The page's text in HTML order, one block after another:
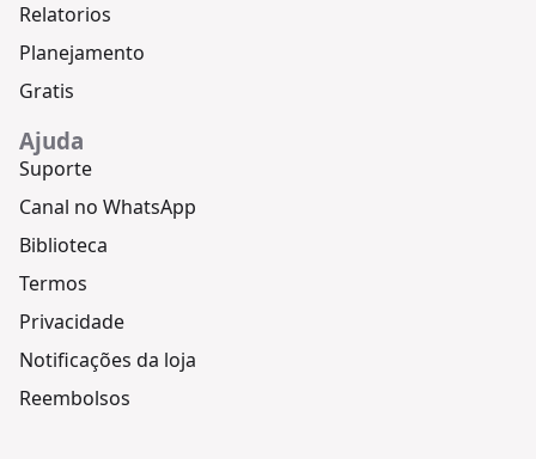
Relatorios
Planejamento
Gratis
Ajuda
Suporte
Canal no WhatsApp
Biblioteca
Termos
Privacidade
Notificações da loja
Reembolsos